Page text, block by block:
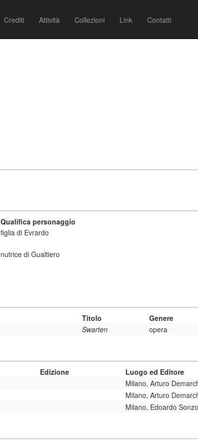
Crediti Attività Collezioni Link Contatti
Qualifica personaggio
figlia di Evrardo
nutrice di Gualtiero
Titolo Genere
Swarten opera
Edizione
Luogo ed Editore
Milano, Arturo
Milano, Arturo
Milano, Edoardo